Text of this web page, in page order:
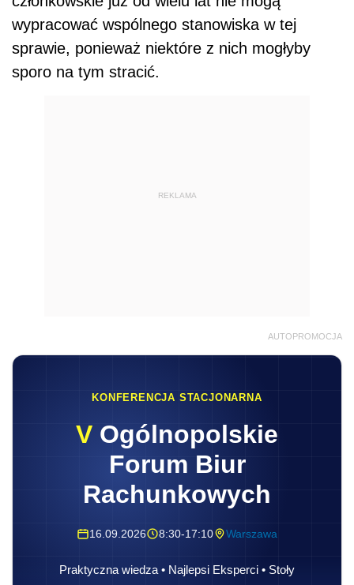
wypracować wspólnego stanowiska w tej
sprawie, ponieważ niektóre z nich mogłyby
sporo na tym stracić.
REKLAMA
AUTOPROMOCJA
KONFERENCJA STACJONARNA
V Ogólnopolskie
Forum Biur
Rachunkowych
16.09.2026 8:30-17:10 Warszawa
Praktyczna wiedza • Najlepsi Eksperci • Stoły